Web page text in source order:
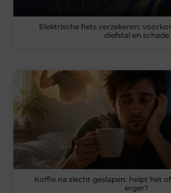
Elektrische fiets verzekeren:
diefstal en schade
Koffie na slecht geslapen: helpt het
erger?